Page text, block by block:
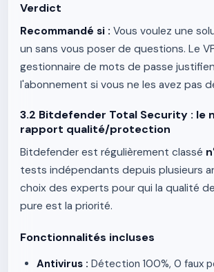
Verdict
Recommandé si : Vous voulez une
un sans vous poser de questions. Le
gestionnaire de mots de passe
l'abonnement si vous ne les avez pas
3.2 Bitdefender Total Security : le
rapport qualité/protection
Bitdefender est régulièrement classé
tests indépendants depuis plusieurs
choix des experts pour qui la qualité
pure est la priorité.
Fonctionnalités incluses
Antivirus : Détection 100%, 0 faux